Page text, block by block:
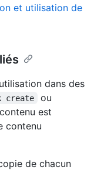
et utilisation de
dans des
create ou
est
contenu
de chacun